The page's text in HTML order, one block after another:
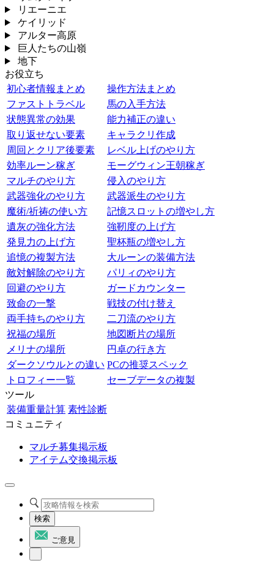
リエーニエ
ケイリッド
アルター高原
巨人たちの山嶺
地下
お役立ち
初心者情報まとめ
操作方法まとめ
ファストトラベル
馬の入手方法
状態異常の効果
能力補正の違い
取り返せない要素
キャラクリ作成
周回とクリア後要素
レベル上げのやり方
効率ルーン稼ぎ
モーグウィン王朝稼ぎ
マルチのやり方
侵入のやり方
武器強化のやり方
武器派生のやり方
魔術/祈祷の使い方
記憶スロットの増やし方
遺灰の強化方法
強靭度の上げ方
発見力の上げ方
聖杯瓶の増やし方
追憶の複製方法
大ルーンの装備方法
敵対解除のやり方
パリィのやり方
回避のやり方
ガードカウンター
致命の一撃
戦技の付け替え
両手持ちのやり方
二刀流のやり方
祝福の場所
地図断片の場所
メリナの場所
円卓の行き方
ダークソウルとの違い PCの推奨スペック
トロフィー一覧
セーブデータの複製
ツール
装備重量計算 素性診断
コミュニティ
マルチ募集掲示板
アイテム交換掲示板
検索
ご意見